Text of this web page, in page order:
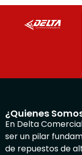
¿Quienes
En Delta
ser un pilar
de repuestos de